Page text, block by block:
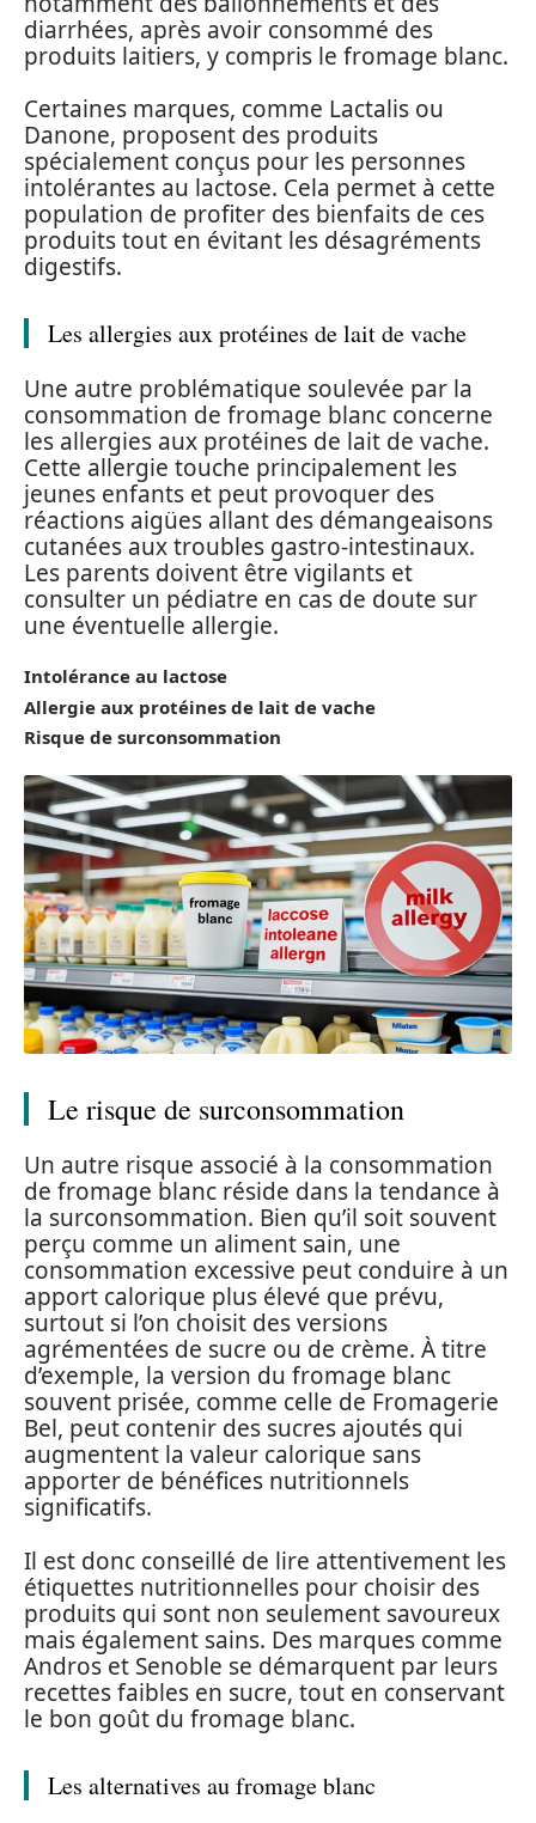
diarrhées, après avoir consommé des
produits laitiers, y compris le fromage blanc.
Certaines marques, comme Lactalis ou
Danone, proposent des produits
spécialement conçus pour les personnes
intolérantes au lactose. Cela permet à cette
population de profiter des bienfaits de ces
produits tout en évitant les désagréments
digestifs.
Les allergies aux protéines de lait de vache
Une autre problématique soulevée par la
consommation de fromage blanc concerne
les allergies aux protéines de lait de vache.
Cette allergie touche principalement les
jeunes enfants et peut provoquer des
réactions aigües allant des démangeaisons
cutanées aux troubles gastro-intestinaux.
Les parents doivent être vigilants et
consulter un pédiatre en cas de doute sur
une éventuelle allergie.
Intolérance au lactose
Allergie aux protéines de lait de vache
Risque de surconsommation
Le risque de surconsommation
Un autre risque associé à la consommation
de fromage blanc réside dans la tendance à
la surconsommation. Bien qu’il soit souvent
perçu comme un aliment sain, une
consommation excessive peut conduire à un
apport calorique plus élevé que prévu,
surtout si l’on choisit des versions
agrémentées de sucre ou de crème. À titre
d’exemple, la version du fromage blanc
souvent prisée, comme celle de Fromagerie
Bel, peut contenir des sucres ajoutés qui
augmentent la valeur calorique sans
apporter de bénéfices nutritionnels
significatifs.
Il est donc conseillé de lire attentivement les
étiquettes nutritionnelles pour choisir des
produits qui sont non seulement savoureux
mais également sains. Des marques comme
Andros et Senoble se démarquent par leurs
recettes faibles en sucre, tout en conservant
le bon goût du fromage blanc.
Les alternatives au fromage blanc